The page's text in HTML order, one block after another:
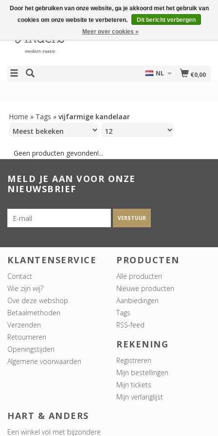
€0,00
NL
Home » Tags » vijfarmige kandelaar
Geen producten gevonden!...
MELD JE AAN VOOR ONZE
NIEUWSBRIEF
VERSTUUR
KLANTENSERVICE
Contact
Wie zijn wij?
Ove deze webshop
Betaalmethoden
Verzenden
Retourneren
Openingstijden
Algemene voorwaarden
PRODUCTEN
Alle producten
Nieuwe producten
Aanbiedingen
Tags
RSS-feed
REKENING
Registreren
Mijn bestellingen
Mijn tickets
Mijn verlanglijst
HART & ANDERS
Een winkel vol met bijzondere
Door het gebruiken van onze website, ga je akkoord met het gebruik van
cookies om onze website te verbeteren.
Dit bericht verbergen
Meer over cookies »